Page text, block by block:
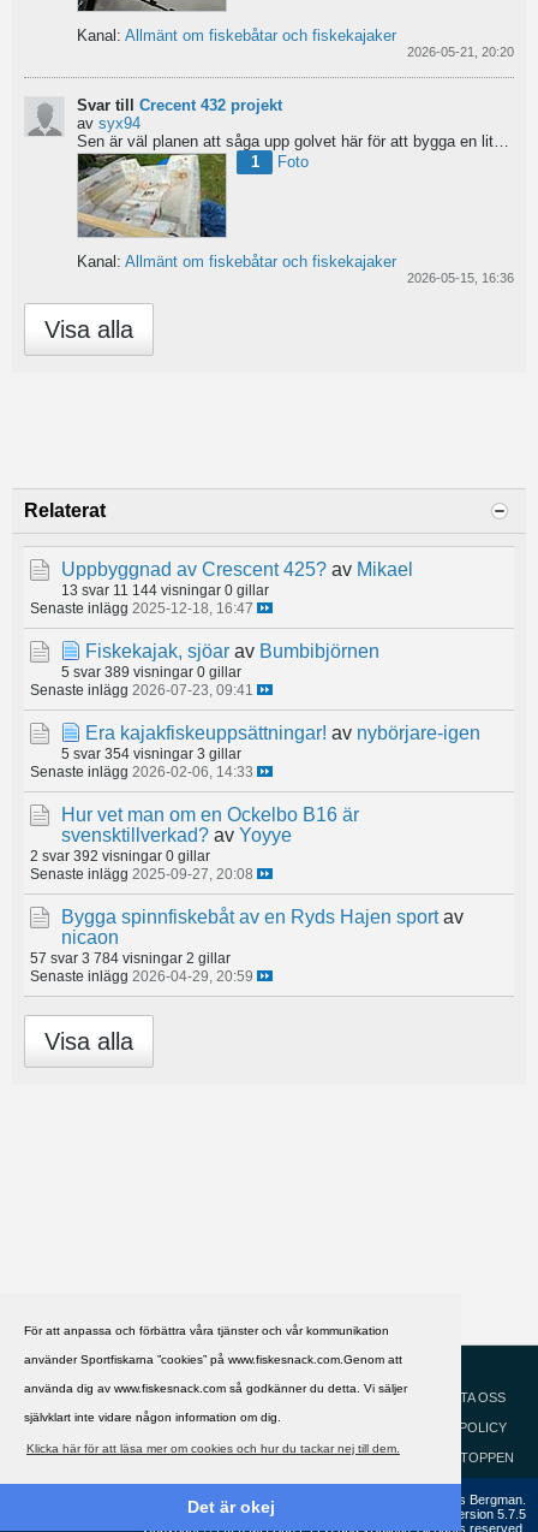
För att anpassa och förbättra våra tjänster och vår kommunikation
använder Sportfiskarna ”cookies” på www.fiskesnack.com.Genom att
använda dig av www.fiskesnack.com så godkänner du detta. Vi säljer
självklart inte vidare någon information om dig.
Klicka här för att läsa mer om cookies och hur du tackar nej till dem.
Det är okej
Kanal: Allmänt om fiskebåtar och fiskekajaker
2026-05-21, 20:20
Svar till Crecent 432 projekt
av syx94
1
Foto
Kanal: Allmänt om fiskebåtar och fiskekajaker
2026-05-15, 16:36
Visa alla
Relaterat
Uppbyggnad av Crescent 425? av Mikael
13 svar 11 144 visningar 0 gillar
Senaste inlägg 2025-12-18, 16:47
Fiskekajak, sjöar av Bumbibjörnen
5 svar 389 visningar 0 gillar
Senaste inlägg 2026-07-23, 09:41
Era kajakfiskeuppsättningar! av nybörjare-igen
5 svar 354 visningar 3 gillar
Senaste inlägg 2026-02-06, 14:33
Hur vet man om en Ockelbo B16 är
svensktillverkad? av Yoyye
2 svar 392 visningar 0 gillar
Senaste inlägg 2025-09-27, 20:08
Bygga spinnfiskebåt av en Ryds Hajen sport av
nicaon
57 svar 3 784 visningar 2 gillar
Senaste inlägg 2026-04-29, 20:59
Visa alla
HJÄLP
KONTAKTA OSS
COOKIEPOLICY
GÅ TILL TOPPEN
Copyright ©2002 - 2021, FiskeSnack.com. Grundad 2002 av Anders Bergman.
Version 5.7.5
Copyright © 2026 MH Sub I, LLC dba vBulletin. All rights reserved.